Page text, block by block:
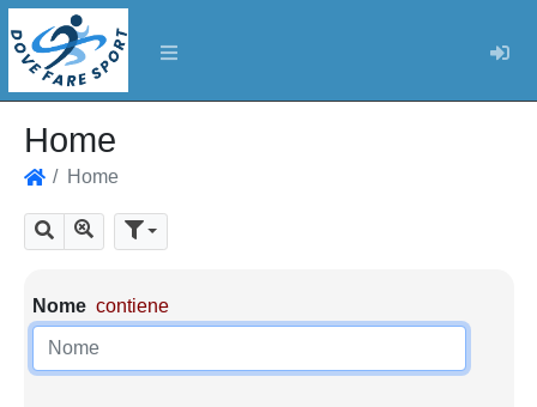
Home
Home
Cerca Mostra tutti i risultati
Parametri di ricerca
Nome contiene